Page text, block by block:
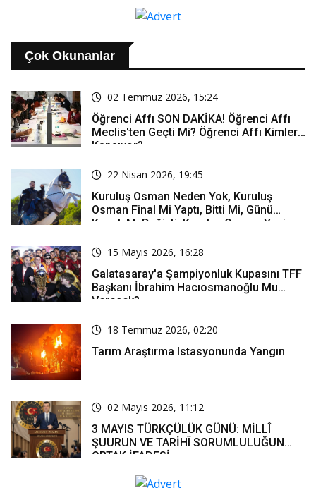
Çok Okunanlar
02 Temmuz 2026, 15:24
Öğrenci Affı SON DAKİKA! Öğrenci Affı
Meclis'ten Geçti Mi? Öğrenci Affı Kimleri
Kapsıyor?
22 Nisan 2026, 19:45
Kuruluş Osman Neden Yok, Kuruluş
Osman Final Mi Yaptı, Bitti Mi, Günü
Kanalı Mı Değişti, Kuruluş Osman Yeni
15 Mayıs 2026, 16:28
Galatasaray'a Şampiyonluk Kupasını TFF
Başkanı İbrahim Hacıosmanoğlu Mu
Verecek?
18 Temmuz 2026, 02:20
Tarım Araştırma Istasyonunda Yangın
02 Mayıs 2026, 11:12
3 MAYIS TÜRKÇÜLÜK GÜNÜ: MİLLÎ
ŞUURUN VE TARİHÎ SORUMLULUĞUN
ORTAK İFADESİ